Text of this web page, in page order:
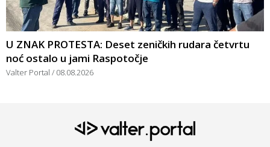
U ZNAK PROTESTA: Deset zeničkih rudara četvrtu
noć ostalo u jami Raspotočje
Valter Portal 08.08.2026